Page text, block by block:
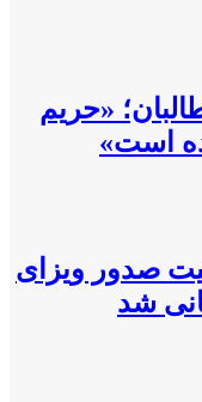
«حریم
است»
صدور ویزای
شد